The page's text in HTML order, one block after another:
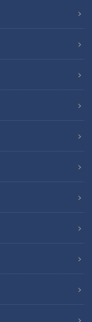
ある鳥羽水族館の
。
衝撃的」と話題
れる人多数